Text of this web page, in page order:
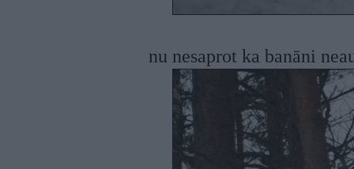
nu nesaprot ka banāni